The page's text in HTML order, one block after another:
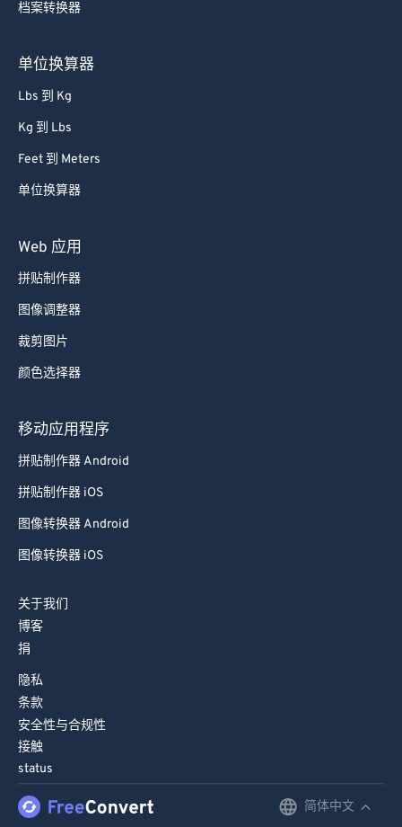
档案转换器
单位换算器
Lbs 到 Kg
Kg 到 Lbs
Feet 到 Meters
单位换算器
Web 应用
拼贴制作器
图像调整器
裁剪图片
颜色选择器
移动应用程序
拼贴制作器 Android
拼贴制作器 iOS
图像转换器 Android
图像转换器 iOS
关于我们
博客
捐
隐私
条款
安全性与合规性
接触
status
简体中文